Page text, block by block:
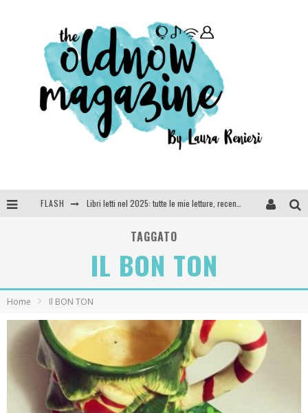
FLASH
SEE YOU AT 5 | Chanel
TAGGATO
IL BON TON
Home Il BON TON